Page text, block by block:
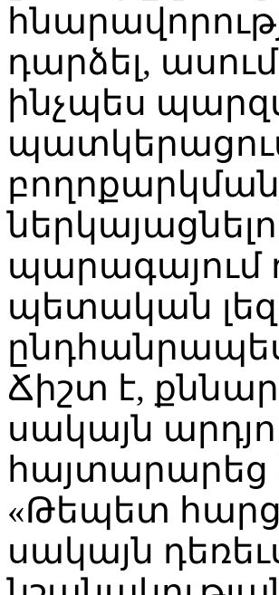
դարձել,
ինչպես
պարագայում
պետական
Ճիշտ է,
սակայն
հայտարարեց
«Թեպետ
սակայն